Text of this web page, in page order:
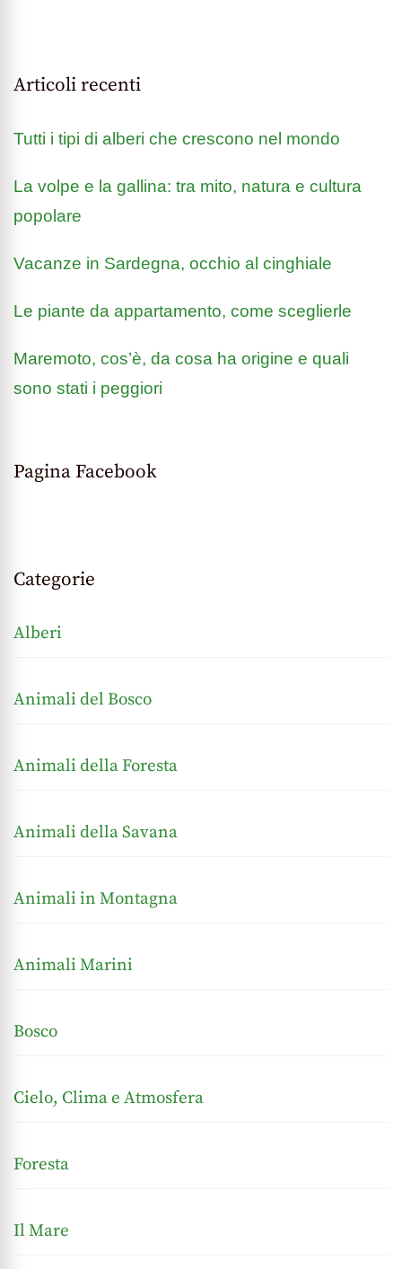
Articoli recenti
Tutti i tipi di alberi che crescono nel mondo
La volpe e la gallina: tra mito, natura e cultura
popolare
Vacanze in Sardegna, occhio al cinghiale
Le piante da appartamento, come sceglierle
Maremoto, cos’è, da cosa ha origine e quali
sono stati i peggiori
Pagina Facebook
Categorie
Alberi
Animali del Bosco
Animali della Foresta
Animali della Savana
Animali in Montagna
Animali Marini
Bosco
Cielo, Clima e Atmosfera
Foresta
Il Mare